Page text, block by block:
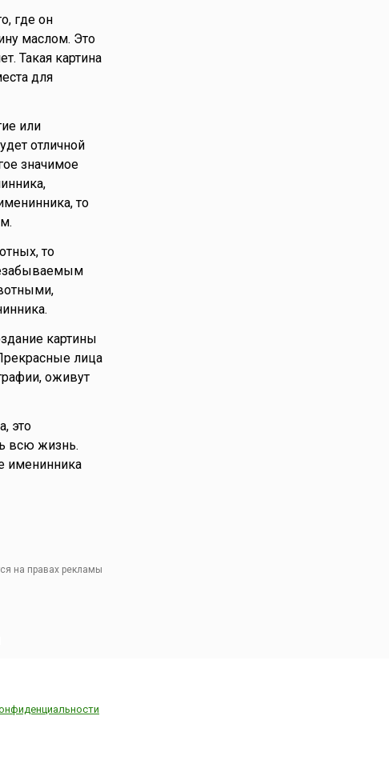
где он
маслом. Это
Такая картина
для
или
отличной
значимое
то
то
картины
лица
оживут
это
всю жизнь.
именинника
на правах рекламы